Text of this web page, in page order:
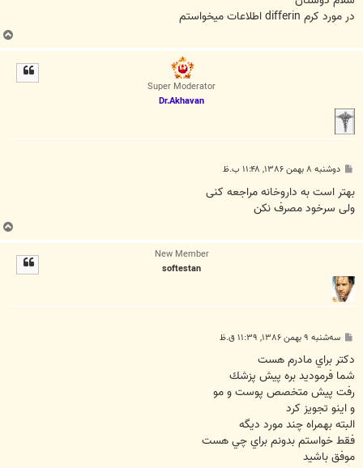
در مورد كرم differin اطلاعات ميخواستم
Super Moderator
Dr.Akhavan
ت
دوشنبه ۸ بهمن ۱۳۸۶, ۱۱:۴۸ ب.ظ
بهتر است به داروخانه مراجعه کنی
ولی سرخود مصرف نکن
New Member
softestan
ت
سه‌شنبه ۹ بهمن ۱۳۸۶, ۱۱:۳۹ ق.ظ
دكتر براي مادرم هست
شما فرموديد بره پيش پزشك
رفت پيش متخصص پوست و مو
و اينو تجويز كرد
البته بهمراه چند مورد ديگه
فقط خواستم بدونم براي چي هست
موفق باشيد